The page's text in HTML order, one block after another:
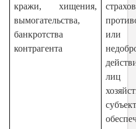
кражи, хищения,
вымогательства,
банкротства
контрагента
или
лиц